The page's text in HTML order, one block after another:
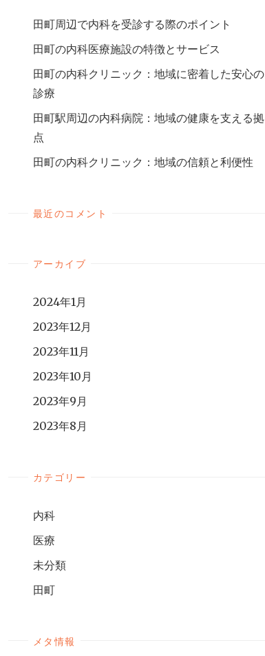
田町周辺で内科を受診する際のポイント
田町の内科医療施設の特徴とサービス
田町の内科クリニック：地域に密着した安心の
診療
田町駅周辺の内科病院：地域の健康を支える拠
点
田町の内科クリニック：地域の信頼と利便性
最近のコメント
アーカイブ
2024年1月
2023年12月
2023年11月
2023年10月
2023年9月
2023年8月
カテゴリー
内科
医療
未分類
田町
メタ情報